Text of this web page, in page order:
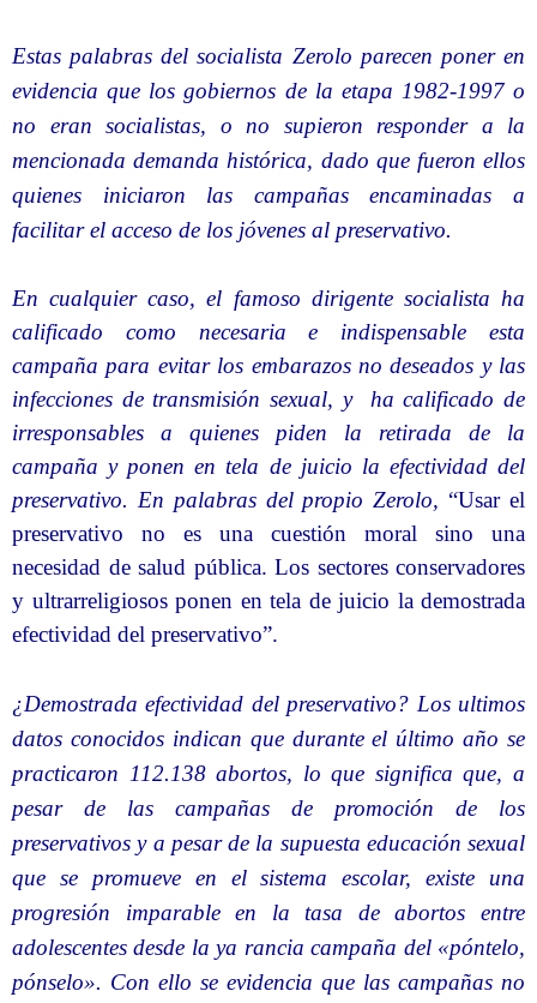
Estas palabras del socialista Zerolo parecen poner en
evidencia que los gobiernos de la etapa 1982-1997 o
no eran socialistas, o no supieron responder a la
mencionada demanda histórica, dado que fueron ellos
quienes iniciaron las campañas encaminadas a
facilitar el acceso de los jóvenes al preservativo.
En cualquier caso, el famoso dirigente socialista ha
calificado como necesaria e indispensable esta
campaña para evitar los embarazos no deseados y las
infecciones de transmisión sexual, y
ha calificado de
irresponsables a quienes piden la retirada de la
campaña y ponen en tela de juicio la efectividad del
preservativo. En palabras del propio Zerolo, “Usar el
preservativo no es una cuestión moral sino una
necesidad de salud pública. Los sectores conservadores
y ultrarreligiosos ponen en tela de juicio la demostrada
efectividad del preservativo”.
¿Demostrada efectividad del preservativo? Los ultimos
datos conocidos indican que durante el último año se
practicaron 112.138 abortos, lo que significa que, a
pesar de las campañas de promoción de los
preservativos y a pesar de la supuesta educación sexual
que se promueve en el sistema escolar, existe una
progresión imparable en la tasa de abortos entre
adolescentes desde la ya rancia campaña del «póntelo,
pónselo». Con ello se evidencia que las campañas no